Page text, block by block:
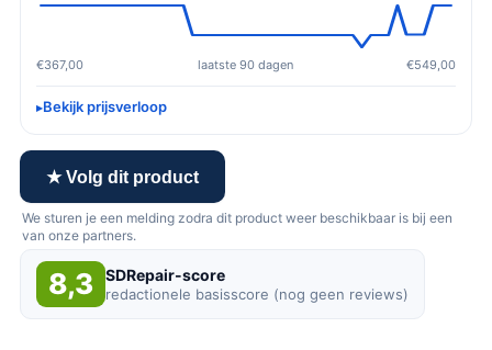
€367,00 laatste 90 dagen €549,00
Bekijk prijsverloop
★ Volg dit product
We sturen je een melding zodra dit product weer beschikbaar is bij een
van onze partners.
8,3 SDRepair-score
redactionele basisscore (nog geen reviews)